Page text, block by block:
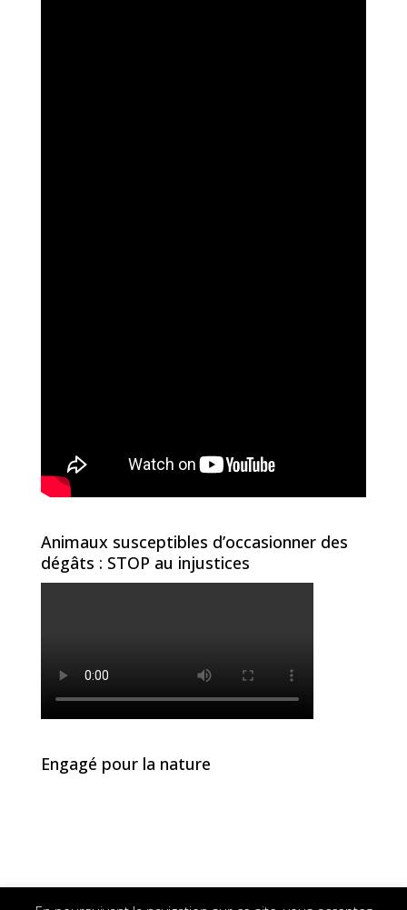
Animaux susceptibles d’occasionner des
dégâts : STOP au injustices
Engagé pour la nature